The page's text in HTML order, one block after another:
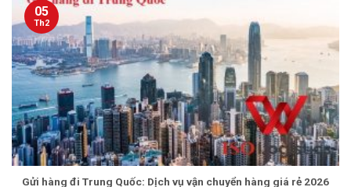
Gửi hàng đi Trung Quốc: Dịch vụ vận chuyển hàng giá rẻ 2026
05
Th2